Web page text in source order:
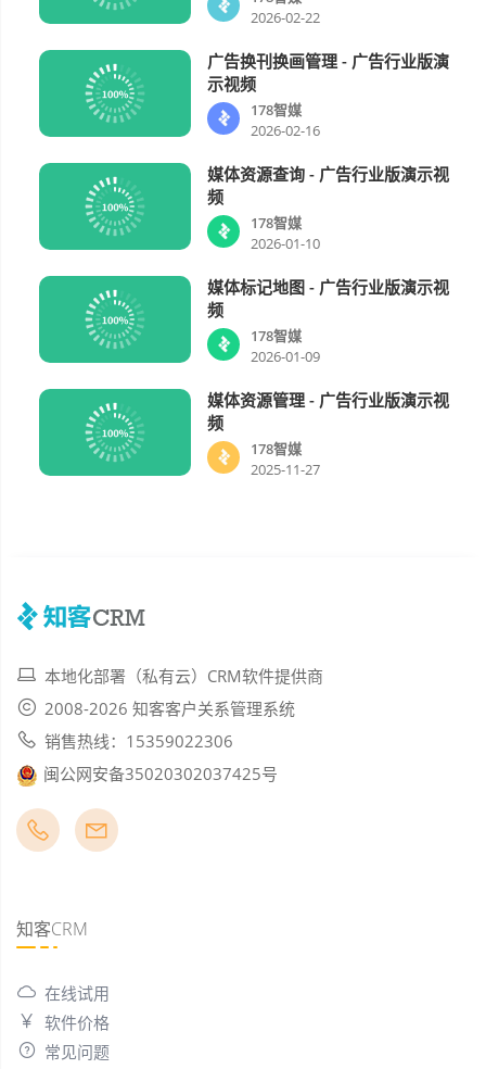
2026-02-22
00:36
广告换刊换画管理 - 广告行业版演
示视频
178智媒
2026-02-16
01:53
媒体资源查询 - 广告行业版演示视
频
178智媒
2026-01-10
00:55
媒体标记地图 - 广告行业版演示视
频
178智媒
2026-01-09
03:27
媒体资源管理 - 广告行业版演示视
频
178智媒
2025-11-27
本地化部署（私有云）CRM软件提供商
2008-2026 知客客户关系管理系统
销售热线：15359022306
闽公网安备35020302037425号
知客CRM
在线试用
软件价格
常见问题